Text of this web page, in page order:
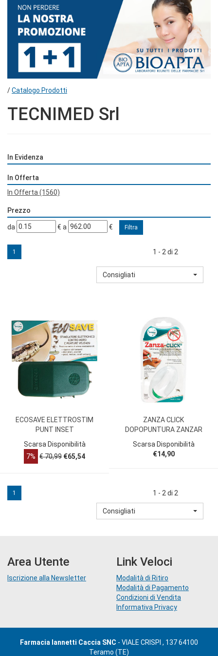
/Catalogo Prodotti
TECNIMED Srl
In Evidenza
In Offerta
In Offerta (1560)
Prezzo
filtra
da € filtra
a €
1 1 - 2 di 2
Consigliati
ECOSAVE ELETTROSTIM
PUNT INSET
Scarsa Disponibilità
7% € 70,99 €65,54
ZANZA CLICK
DOPOPUNTURA ZANZAR
Scarsa Disponibilità
€14,90
1 1 - 2 di 2
Consigliati
Area Utente
Iscrizione alla Newsletter
Link Veloci
Modalità di Ritiro
Modalità di Pagamento
Condizioni di Vendita
Informativa Privacy
Farmacia Iannetti Caccia SNC - VIALE CRISPI , 137 64100
Teramo (TE)